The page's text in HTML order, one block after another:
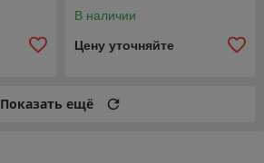
В наличии
Цену уточняйте
Показать ещё